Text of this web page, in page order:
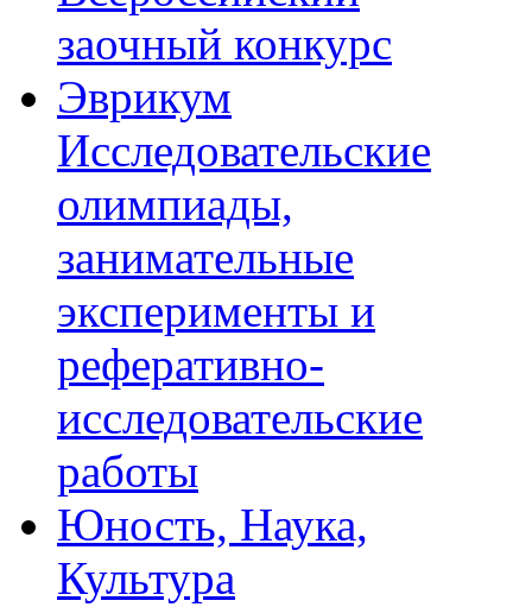
заочный конкурс
Эврикум
Исследовательские
олимпиады,
занимательные
эксперименты и
реферативно-
исследовательские
работы
Юность, Наука,
Культура